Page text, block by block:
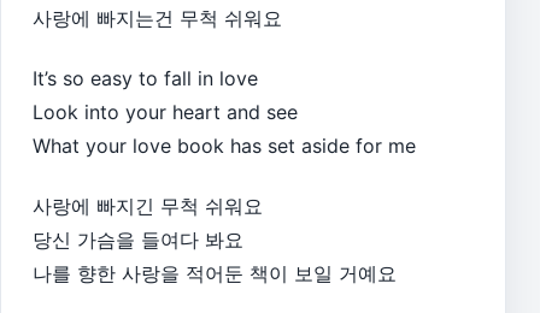
사랑에 빠지는건 무척 쉬워요
It’s so easy to fall in love
Look into your heart and see
What your love book has set aside for me
사랑에 빠지긴 무척 쉬워요
당신 가슴을 들여다 봐요
나를 향한 사랑을 적어둔 책이 보일 거예요